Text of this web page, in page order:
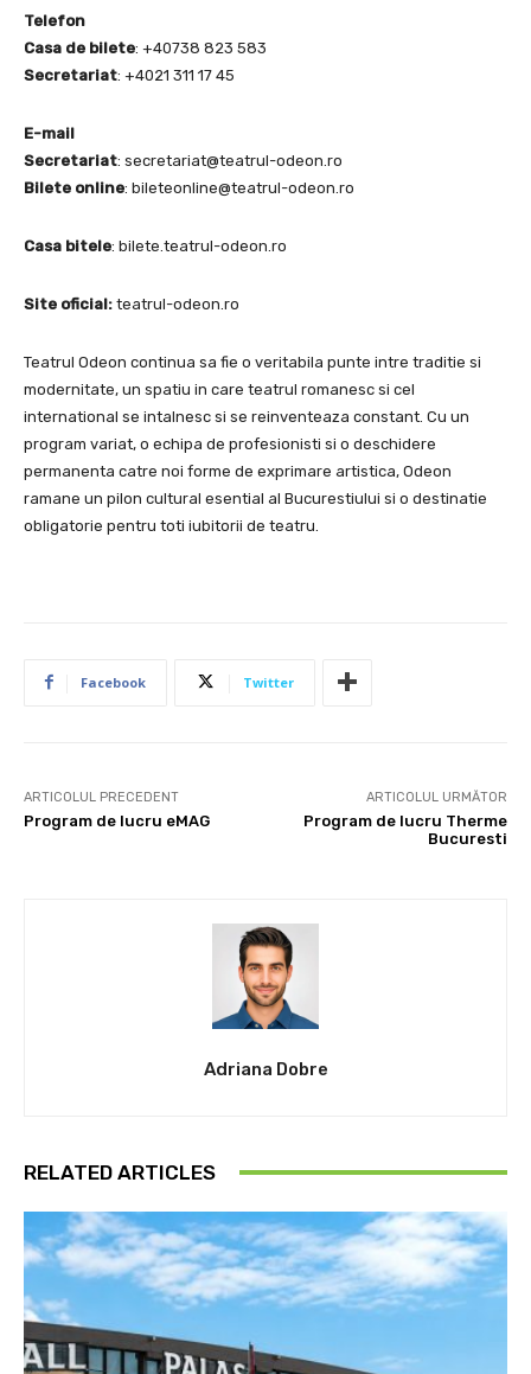
Telefon
Casa de bilete: +40738 823 583
Secretariat: +4021 311 17 45
E-mail
Secretariat: secretariat@teatrul-odeon.ro
Bilete online: bileteonline@teatrul-odeon.ro
Casa bitele: bilete.teatrul-odeon.ro
Site oficial: teatrul-odeon.ro
Teatrul Odeon continua sa fie o veritabila punte intre traditie si
modernitate, un spatiu in care teatrul romanesc si cel
international se intalnesc si se reinventeaza constant. Cu un
program variat, o echipa de profesionisti si o deschidere
permanenta catre noi forme de exprimare artistica, Odeon
ramane un pilon cultural esential al Bucurestiului si o destinatie
obligatorie pentru toti iubitorii de teatru.
Facebook Twitter
ARTICOLUL PRECEDENT
Program de lucru eMAG
ARTICOLUL URMĂTOR
Program de lucru Therme
Bucuresti
Adriana Dobre
RELATED ARTICLES